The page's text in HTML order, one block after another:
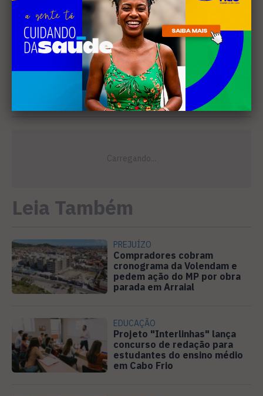
Leia Também
PREJUÍZO
Compradores cobram
cronograma da Volendam e
pedem ação do MP por obra
parada em Arraial
EDUCAÇÃO
Projeto "Interlinhas" lança
concurso de redação para
estudantes do ensino médio
em Cabo Frio